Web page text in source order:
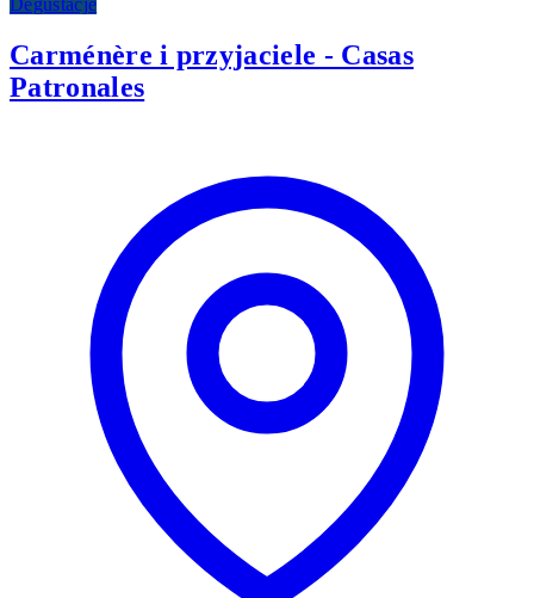
Degustacje
Carménère i przyjaciele - Casas
Patronales